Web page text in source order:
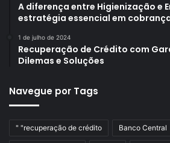
A diferença entre Higienização e
estratégia essencial em
1 de julho de 2024
Recuperação de Crédito com
Dilemas e Soluções
Navegue por Tags
" "recuperação de crédito Banco Central